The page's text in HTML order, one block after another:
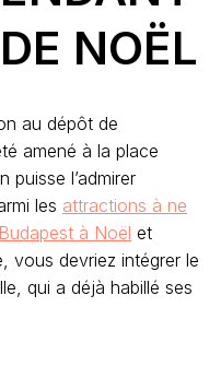
NOËL
au dépôt de
amené à la place
puisse l’admirer
les attractions à ne
à Noël et
vous devriez intégrer le
qui a déjà habillé ses